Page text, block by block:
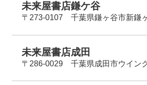
未来屋書店鎌ケ谷
〒273-0107 千葉県鎌ヶ谷市新鎌
未来屋書店成田
〒286-0029 千葉県成田市ウイン